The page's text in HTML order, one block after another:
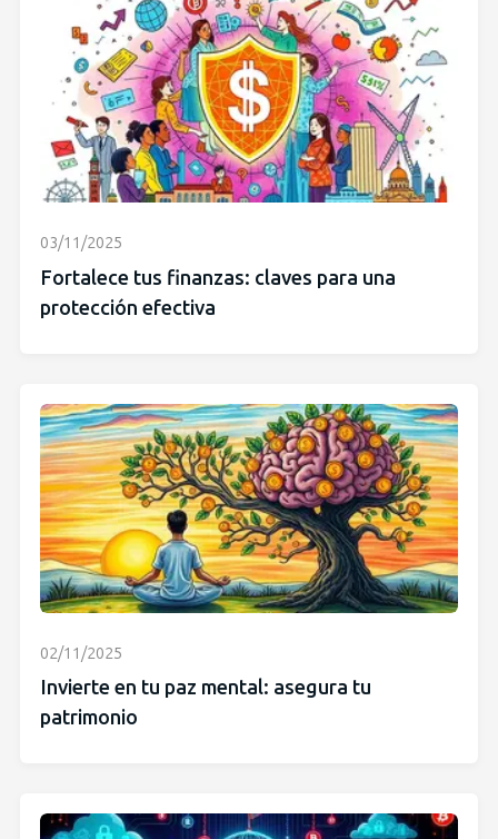
03/11/2025
Fortalece tus finanzas: claves para una
protección efectiva
02/11/2025
Invierte en tu paz mental: asegura tu
patrimonio